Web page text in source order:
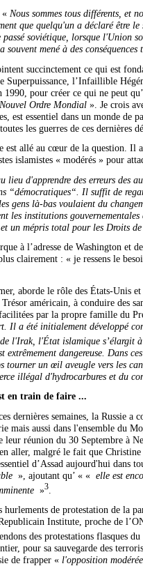
« Nous sommes tous différents, et
que quelqu'un a déclaré être
passé soviétique, lorsque l'Union
souvent mené à des
succinctement ce qui est
Superpuissance, l’Infaillible
pour créer ce qui ne peut
Nouvel Ordre Mondial». Je crois
est essentiel dans un monde de
les guerres de ces dernières
est allé au cœur de la question.
islamistes « modérés » pour
lieu d'apprendre des erreurs des
“démocratiques“. Il suffit de
gens là-bas voulaient du
les institutions
et un mépris total pour les Droits
à l’adresse de Washington et
clairement : « je ressens le
aborde le rôle des États-Unis
américain, à conduire des
par la propre famille du
Il a été initialement développé
l'Irak, l'État islamique s’élargit
extrêmement dangereuse. Dans
tourner un œil aveugle vers les
illégal d'hydrocarbures et du
en train de faire ...
dernières semaines, la Russie
mais aussi dans l'ensemble du
leur réunion du 30 Septembre à
aller, malgré le fait que
d’Assad aujourd'hui
», ajoutant qu’ « « elle est
»3.
hurlements de protestation de la
Institute, proche de
des protestations flasques
pour sa sauvegarde des
de frapper « l'opposition modérée